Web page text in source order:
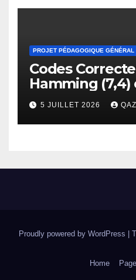
PROJET PÉDAGOGIQUE GÉNÉRAL
Codes
Hamming (7,4)
Solomon
5 JUILLET 2026
Proudly powered by WordPress
Home